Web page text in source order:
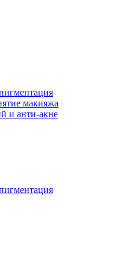
макияжа
и анти-акне